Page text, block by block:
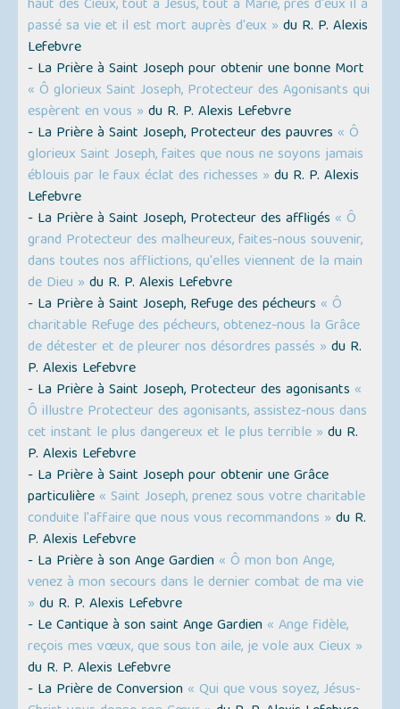
haut des Cieux, tout à Jésus, tout à Marie, près d'eux il a
passé sa vie et il est mort auprès d'eux » du R. P. Alexis
Lefebvre
- La Prière à Saint Joseph pour obtenir une bonne Mort
« Ô glorieux Saint Joseph, Protecteur des Agonisants qui
espèrent en vous » du R. P. Alexis Lefebvre
- La Prière à Saint Joseph, Protecteur des pauvres « Ô
glorieux Saint Joseph, faites que nous ne soyons jamais
éblouis par le faux éclat des richesses » du R. P. Alexis
Lefebvre
- La Prière à Saint Joseph, Protecteur des affligés « Ô
grand Protecteur des malheureux, faites-nous souvenir,
dans toutes nos afflictions, qu'elles viennent de la main
de Dieu » du R. P. Alexis Lefebvre
- La Prière à Saint Joseph, Refuge des pécheurs « Ô
charitable Refuge des pécheurs, obtenez-nous la Grâce
de détester et de pleurer nos désordres passés » du R.
P. Alexis Lefebvre
- La Prière à Saint Joseph, Protecteur des agonisants «
Ô illustre Protecteur des agonisants, assistez-nous dans
cet instant le plus dangereux et le plus terrible » du R.
P. Alexis Lefebvre
- La Prière à Saint Joseph pour obtenir une Grâce
particulière « Saint Joseph, prenez sous votre charitable
conduite l'affaire que nous vous recommandons » du R.
P. Alexis Lefebvre
- La Prière à son Ange Gardien « Ô mon bon Ange,
venez à mon secours dans le dernier combat de ma vie
» du R. P. Alexis Lefebvre
- Le Cantique à son saint Ange Gardien « Ange fidèle,
reçois mes vœux, que sous ton aile, je vole aux Cieux »
du R. P. Alexis Lefebvre
- La Prière de Conversion « Qui que vous soyez, Jésus-